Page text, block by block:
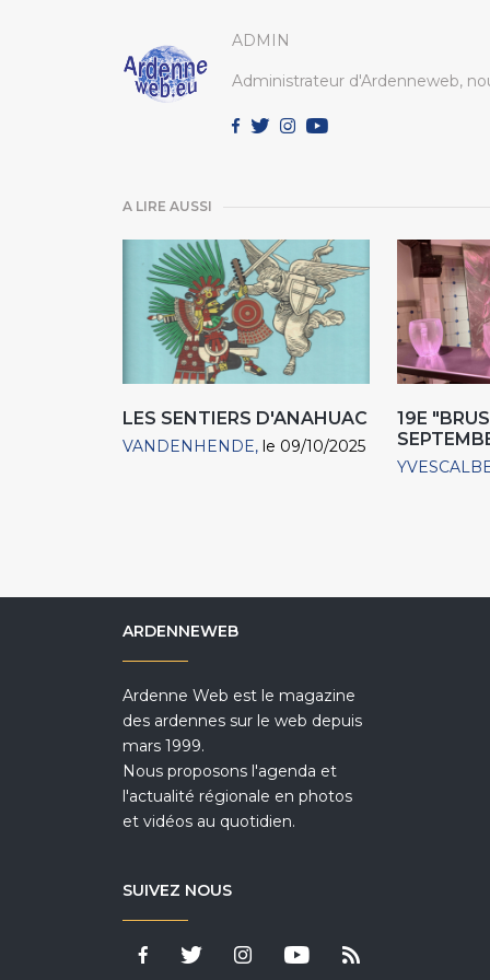
ADMIN
Administrateur d'Ardenneweb,
A LIRE AUSSI
LES SENTIERS D'ANAHUAC
VANDENHENDE le 09/10/2025
19E
ARDENNEWEB
Ardenne Web est le magazine
des ardennes sur le web depuis
mars 1999.
Nous proposons l'agenda et
l'actualité régionale en photos
et vidéos au quotidien.
SUIVEZ NOUS